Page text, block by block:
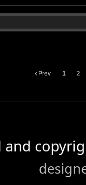
Prev 1 2